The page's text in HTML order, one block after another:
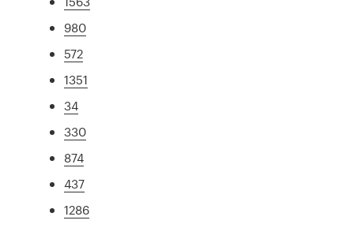
980
572
1351
34
330
874
437
1286